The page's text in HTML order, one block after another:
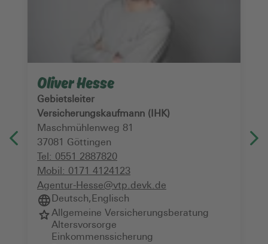
Oliver Hesse
Gebietsleiter
Versicherungskaufmann (IHK)
Maschmühlenweg 81
37081 Göttingen
Tel: 0551 2887820
Mobil: 0171 4124123
Agentur-Hesse@vtp.devk.de
Deutsch,Englisch
Allgemeine Versicherungsberatung
Altersvorsorge
Einkommenssicherung